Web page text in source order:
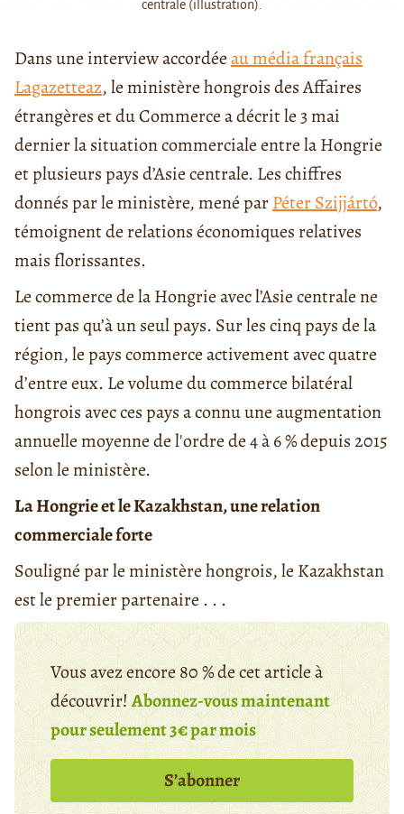
centrale (illustration).
Dans une interview accordéeau média français
Lagazetteaz, le ministère hongrois des Affaires
étrangères et du Commerce a décrit le 3 mai
dernier la situation commerciale entre la Hongrie
et plusieurs pays d’Asie centrale. Les chiffres
donnés par le ministère, mené parPéter Szijjártó,
témoignent de relations économiques relatives
mais florissantes.
Le commerce de la Hongrie avec l’Asie centrale ne
tient pas qu’à un seul pays. Sur les cinq pays de la
région, le pays commerce activement avec quatre
d’entre eux. Le volume du commerce bilatéral
hongrois avec ces pays a connu une augmentation
annuelle moyenne de l'ordre de 4 à 6 % depuis 2015
selon le ministère.
La Hongrie et le Kazakhstan, une relation
commerciale forte
Souligné par le ministère hongrois, le Kazakhstan
est le premier partenaire . . .
Vous avez encore 80 % de cet article à
découvrir!Abonnez-vous maintenant
pour seulement 3€ par mois
S’abonner